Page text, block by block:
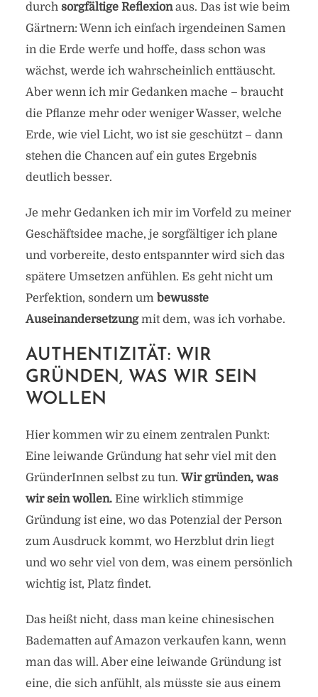
durch sorgfältige Reflexionaus. Das ist wie beim
Gärtnern: Wenn ich einfach irgendeinen Samen
in die Erde werfe und hoffe, dass schon was
wächst, werde ich wahrscheinlich enttäuscht.
Aber wenn ich mir Gedanken mache – braucht
die Pflanze mehr oder weniger Wasser, welche
Erde, wie viel Licht, wo ist sie geschützt – dann
stehen die Chancen auf ein gutes Ergebnis
deutlich besser.
Je mehr Gedanken ich mir im Vorfeld zu meiner
Geschäftsidee mache, je sorgfältiger ich plane
und vorbereite, desto entspannter wird sich das
spätere Umsetzen anfühlen. Es geht nicht um
Perfektion, sondern um bewusste
Auseinandersetzungmit dem, was ich vorhabe.
AUTHENTIZITÄT: WIR
GRÜNDEN, WAS WIR SEIN
WOLLEN
Hier kommen wir zu einem zentralen Punkt:
Eine leiwande Gründung hat sehr viel mit den
GründerInnen selbst zu tun. Wir gründen, was
wir sein wollen.Eine wirklich stimmige
Gründung ist eine, wo das Potenzial der Person
zum Ausdruck kommt, wo Herzblut drin liegt
und wo sehr viel von dem, was einem persönlich
wichtig ist, Platz findet.
Das heißt nicht, dass man keine chinesischen
Badematten auf Amazon verkaufen kann, wenn
man das will. Aber eine leiwande Gründung ist
eine, die sich anfühlt, als müsste sie aus einem